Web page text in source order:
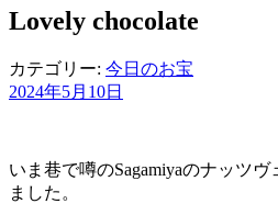
Lovely chocolate
カテゴリー: 今日のお宝
2024年5月10日
いま巷で噂のSagamiyaのナッツ
ました。